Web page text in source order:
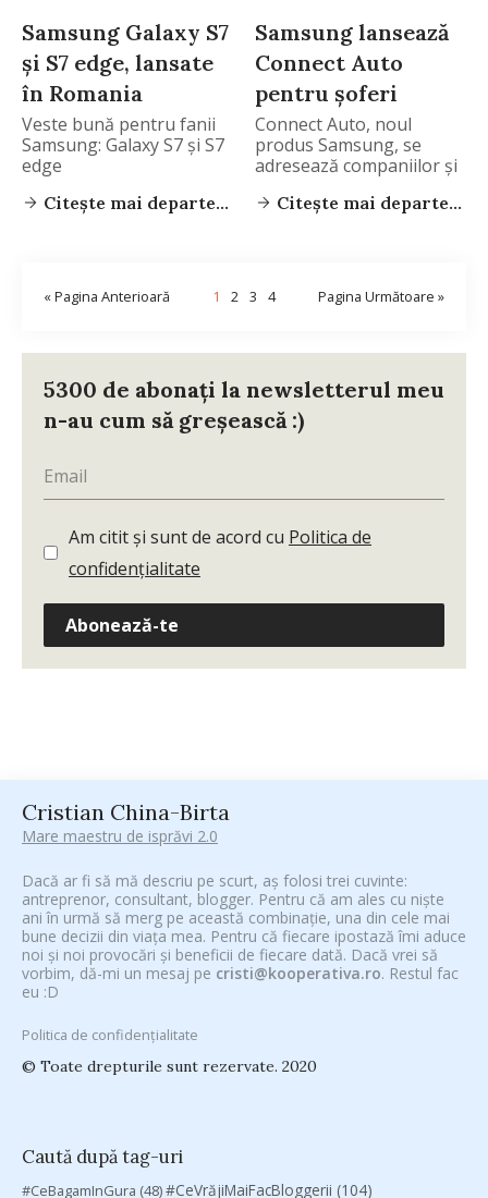
Samsung Galaxy S7
și S7 edge, lansate
în Romania
Veste bună pentru fanii
Samsung: Galaxy S7 și S7
edge
Citește mai departe...
Samsung lansează
Connect Auto
pentru șoferi
Connect Auto, noul
produs Samsung, se
adresează companiilor și
Citește mai departe...
« Pagina Anterioară 1 2 3 4 Pagina Următoare »
5300 de abonați la newsletterul meu
n-au cum să greșească :)
Am citit și sunt de acord cu Politica de
confidențialitate
Abonează-te
Cristian China-Birta
Mare maestru de isprăvi 2.0
Dacă ar fi să mă descriu pe scurt, aș folosi trei cuvinte:
antreprenor, consultant, blogger. Pentru că am ales cu niște
ani în urmă să merg pe această combinație, una din cele mai
bune decizii din viața mea. Pentru că fiecare ipostază îmi aduce
noi și noi provocări și beneficii de fiecare dată. Dacă vrei să
vorbim, dă-mi un mesaj pe cristi@kooperativa.ro. Restul fac
eu :D
Politica de confidențialitate
© Toate drepturile sunt rezervate. 2020
Caută după tag-uri
#CeBagamInGura (48)#CeVrăjiMaiFacBloggerii (104)